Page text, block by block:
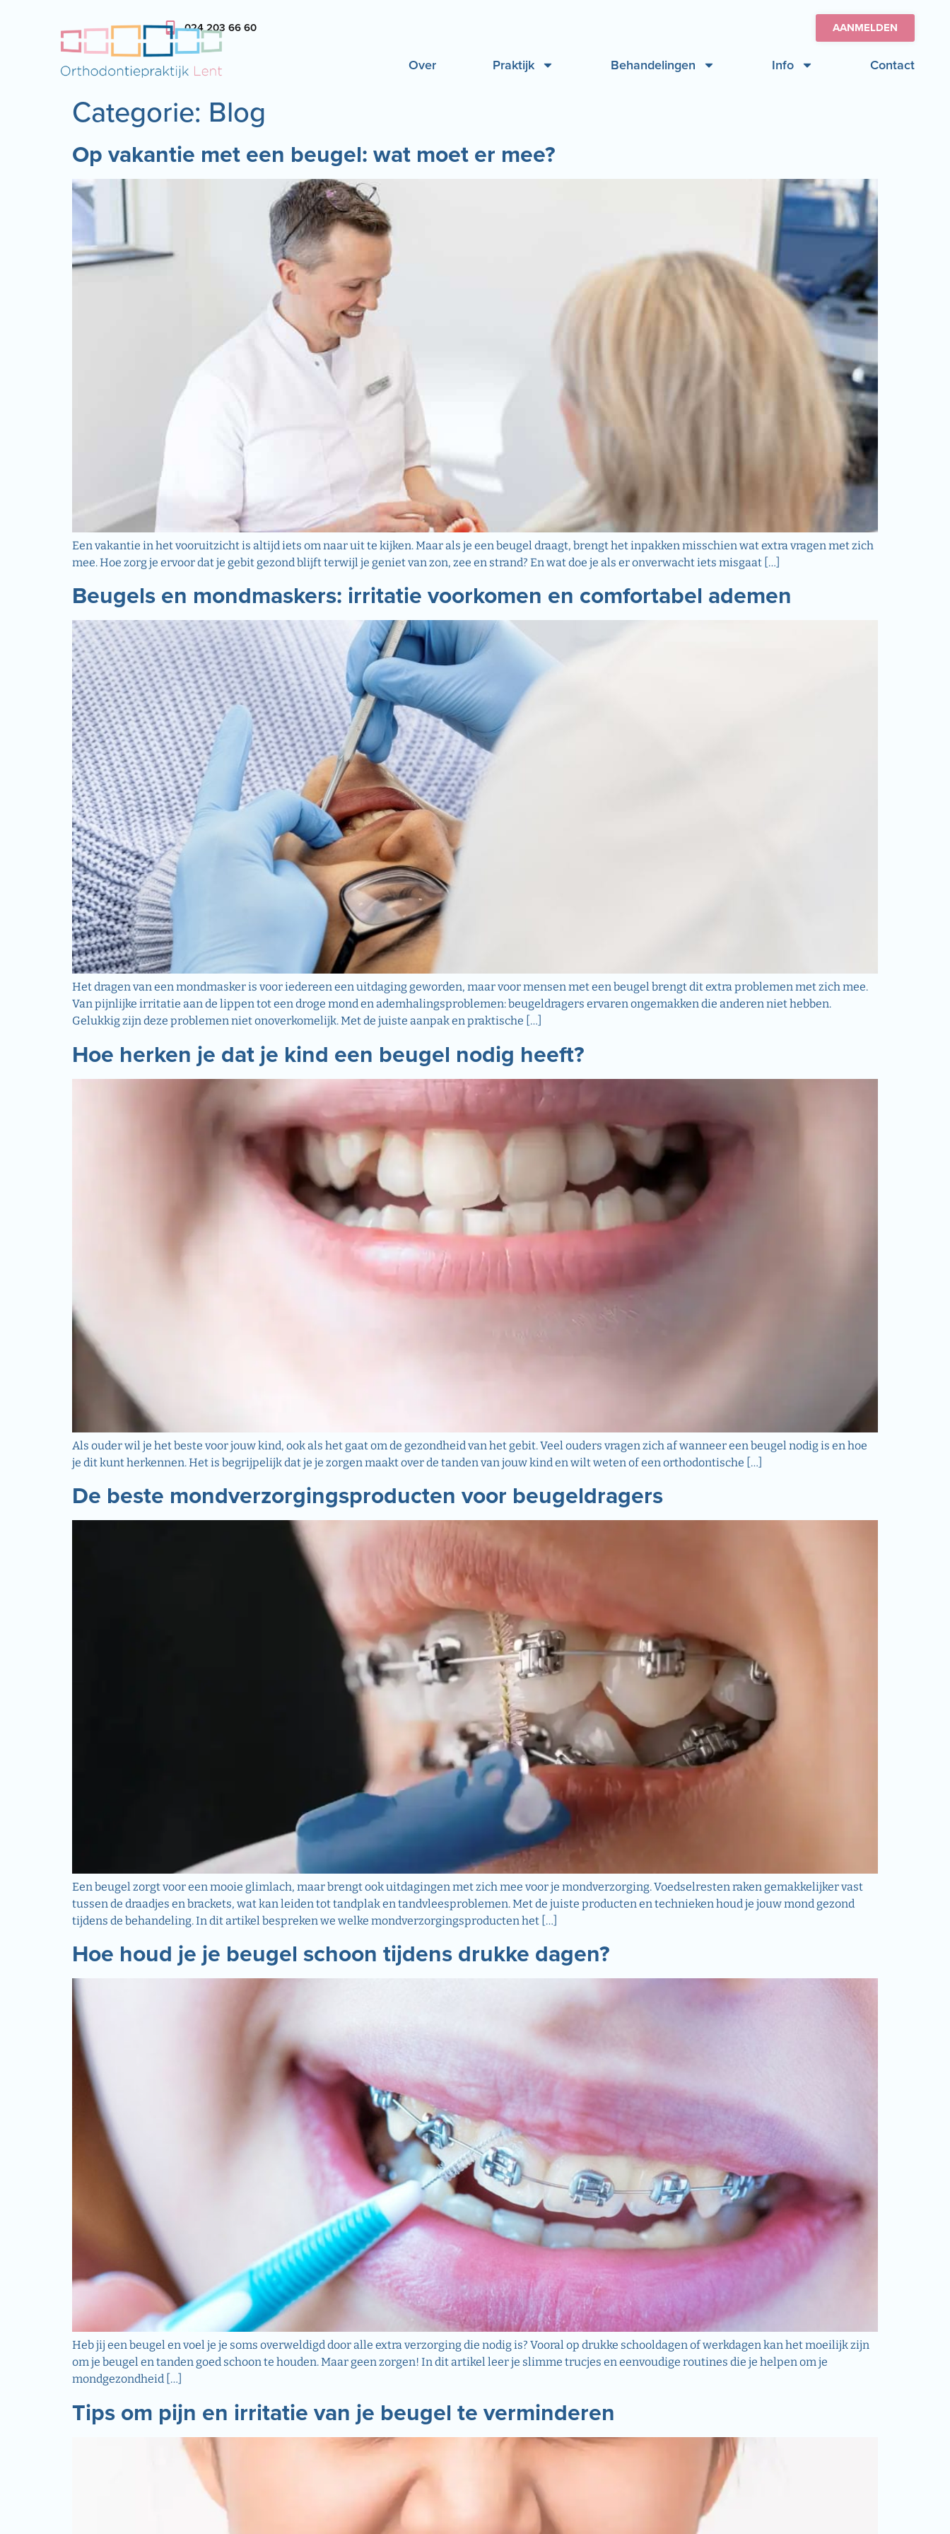
024 203 66 60 AANMELDEN
Over Praktijk Behandelingen Info Contact
Categorie: Blog
Op vakantie met een beugel: wat moet er mee?
Een vakantie in het vooruitzicht is altijd iets om naar uit te kijken. Maar als je een beugel draagt, brengt het inpakken misschien wat extra vragen met zich
mee. Hoe zorg je ervoor dat je gebit gezond blijft terwijl je geniet van zon, zee en strand? En wat doe je als er onverwacht iets misgaat […]
Beugels en mondmaskers: irritatie voorkomen en comfortabel ademen
Het dragen van een mondmasker is voor iedereen een uitdaging geworden, maar voor mensen met een beugel brengt dit extra problemen met zich mee.
Van pijnlijke irritatie aan de lippen tot een droge mond en ademhalingsproblemen: beugeldragers ervaren ongemakken die anderen niet hebben.
Gelukkig zijn deze problemen niet onoverkomelijk. Met de juiste aanpak en praktische […]
Hoe herken je dat je kind een beugel nodig heeft?
Als ouder wil je het beste voor jouw kind, ook als het gaat om de gezondheid van het gebit. Veel ouders vragen zich af wanneer een beugel nodig is en hoe
je dit kunt herkennen. Het is begrijpelijk dat je je zorgen maakt over de tanden van jouw kind en wilt weten of een orthodontische […]
De beste mondverzorgingsproducten voor beugeldragers
Een beugel zorgt voor een mooie glimlach, maar brengt ook uitdagingen met zich mee voor je mondverzorging. Voedselresten raken gemakkelijker vast
tussen de draadjes en brackets, wat kan leiden tot tandplak en tandvleesproblemen. Met de juiste producten en technieken houd je jouw mond gezond
tijdens de behandeling. In dit artikel bespreken we welke mondverzorgingsproducten het […]
Hoe houd je je beugel schoon tijdens drukke dagen?
Heb jij een beugel en voel je je soms overweldigd door alle extra verzorging die nodig is? Vooral op drukke schooldagen of werkdagen kan het moeilijk zijn
om je beugel en tanden goed schoon te houden. Maar geen zorgen! In dit artikel leer je slimme trucjes en eenvoudige routines die je helpen om je
mondgezondheid […]
Tips om pijn en irritatie van je beugel te verminderen